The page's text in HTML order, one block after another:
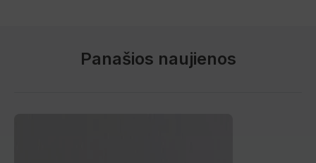
Panašios naujienos